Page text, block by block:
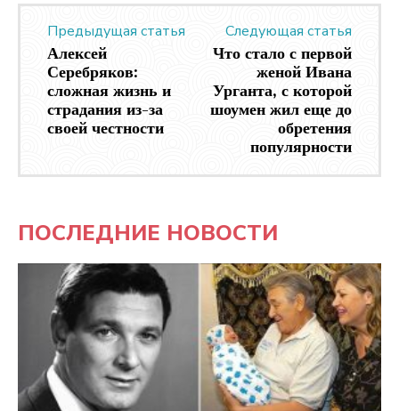
Предыдущая статья
Алексей
Серебряков:
сложная жизнь и
страдания из-за
своей честности
Следующая статья
Что стало с первой
женой Ивана
Урганта, с которой
шоумен жил еще до
обретения
популярности
ПОСЛЕДНИЕ НОВОСТИ